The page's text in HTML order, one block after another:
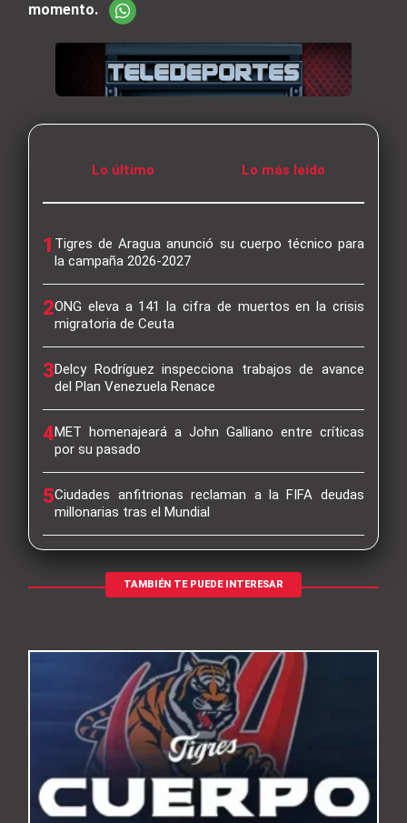
momento.
Lo último Lo más leído
1 Tigres de Aragua anunció su cuerpo técnico para
la campaña 2026-2027
2ONG eleva a 141 la cifra de muertos en la crisis
migratoria de Ceuta
3Delcy Rodríguez inspecciona trabajos de avance
del Plan Venezuela Renace
4MET homenajeará a John Galliano entre críticas
por su pasado
5Ciudades anfitrionas reclaman a la FIFA deudas
millonarias tras el Mundial
TAMBIÉN TE PUEDE INTERESAR